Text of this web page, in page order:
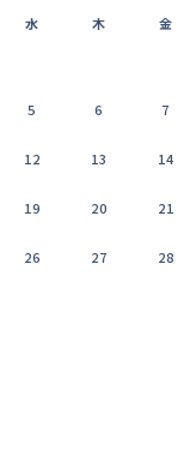
水 木 金
5 6 7
12 13 14
19 20 21
26 27 28